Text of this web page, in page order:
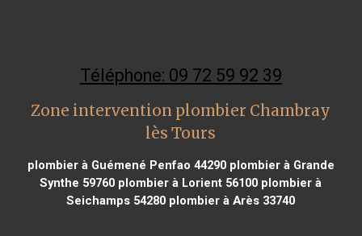
Téléphone: 09 72 59 92 39
Zone intervention plombier Chambray
lès Tours
plombier à Guémené Penfao 44290plombier à Grande
Synthe 59760 plombier à Lorient 56100 plombier à
Seichamps 54280 plombier à Arès 33740